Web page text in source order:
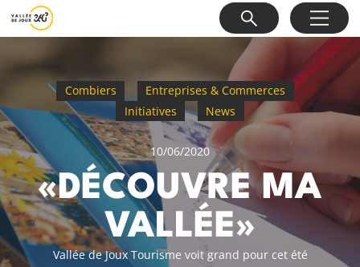
Combiers
Entreprises & Commerces
Initiatives
News
10/06/2020
«DÉCOUVRE MA
VALLÉE»
Vallée de Joux Tourisme voit grand pour cet été